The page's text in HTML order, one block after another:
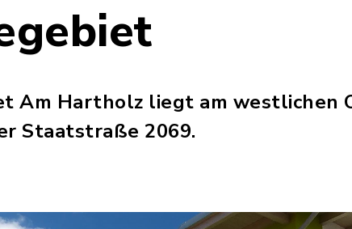
Am Hartholz liegt am westlichen
Staatstraße 2069.